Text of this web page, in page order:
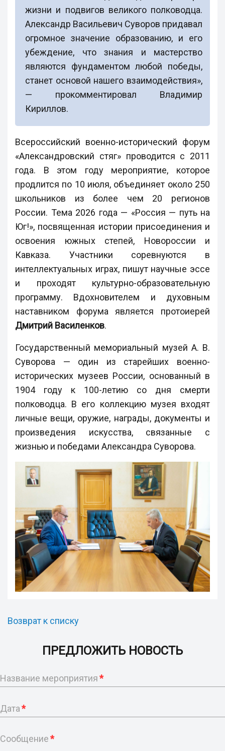
жизни и подвигов великого полководца.
Александр Васильевич Суворов придавал
огромное значение образованию, и его
убеждение, что знания и мастерство
являются фундаментом любой победы,
станет основой нашего взаимодействия»,
— прокомментировал Владимир
Кириллов.
Всероссийский военно-исторический форум
«Александровский стяг» проводится с 2011
года. В этом году мероприятие, которое
продлится по 10 июля, объединяет около 250
школьников из более чем 20 регионов
России. Тема 2026 года — «Россия — путь на
Юг!», посвященная истории присоединения и
освоения южных степей, Новороссии и
Кавказа. Участники соревнуются в
интеллектуальных играх, пишут научные эссе
и проходят культурно-образовательную
программу. Вдохновителем и духовным
наставником форума является протоиерей
Дмитрий Василенков.
Государственный мемориальный музей А. В.
Суворова — один из старейших военно-
исторических музеев России, основанный в
1904 году к 100-летию со дня смерти
полководца. В его коллекцию музея входят
личные вещи, оружие, награды, документы и
произведения искусства, связанные с
жизнью и победами Александра Суворова.
Возврат к списку
ПРЕДЛОЖИТЬ НОВОСТЬ
Название мероприятия*
Дата*
Сообщение*